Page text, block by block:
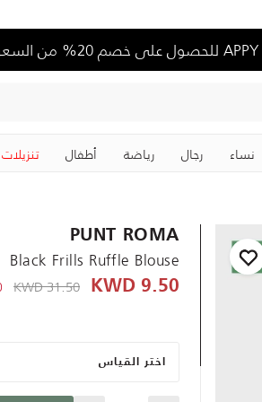
نساء رجال رياضة ‏أطفال تنزيلات
PUNT ROMA
Black Frills Ruffle Blouse
9.50 KWD
reduced from
31.50 KWD
اختر القياس